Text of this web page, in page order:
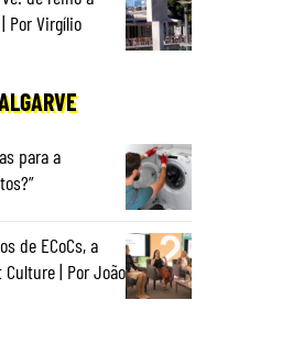
Por Virgílio
para a
de ECoCs, a
| Por João